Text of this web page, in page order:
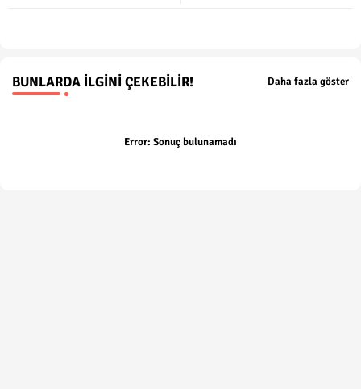
BUNLARDA İLGINI ÇEKEBILIR! Daha fazla göster
Error: Sonuç bulunamadı